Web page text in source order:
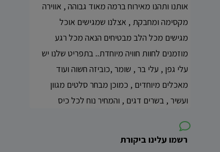
אותנו ותהנו מאירוח ברמה מאוד גבוהה , אווירה
מקסימה ומחבקת , אצלנו שמגישים אוכל
מגישים מכל הלב מבטיחים הנאה מכל רגע
מוזמנים לחוות חוויה מיוחדת.. בתפריט שלנו יש
עלי גפן , עלי בר , שומר ,כוביזה חשוה ועוד
מאכלים מיוחדים , כמוכן מבחר סלטים מגוון
ועשיר , בשרים דגים , והמחיר נוח לכל כיס
רשמו עלינו ביקורת